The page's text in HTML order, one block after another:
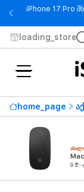
iPhone 17 Pro
loading_store
home_page
9 ₾ -